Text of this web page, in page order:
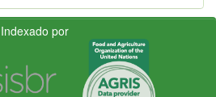
Indexado por